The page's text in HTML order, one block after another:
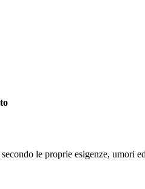
le proprie esigenze, umori